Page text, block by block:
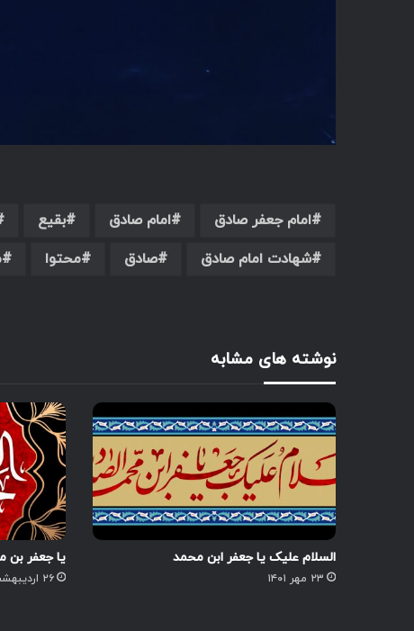
امام جعفر صادق امام صادق بقیع
شهادت امام صادق
صادق محتوا
نوشته های مشابه
السلام علیک یا جعفر ابن محمد
۲۳ مهر ۱۴۰۱
یا جعفر بن
۲۶ اردیبهشت ۱۴۰۲